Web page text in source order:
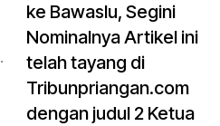
ke Bawaslu, Segini
Nominalnya Artikel ini
telah tayang di
Tribunpriangan.com
dengan judul 2 Ketua